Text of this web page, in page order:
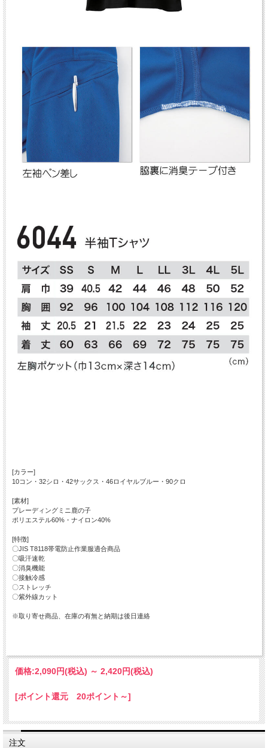
[カラー]
10コン・32シロ・42サックス・46ロイヤルブルー・90クロ
[素材]
プレーディングミニ鹿の子
ポリエステル60%・ナイロン40%
[特徴]
〇JIS T8118帯電防止作業服適合商品
〇吸汗速乾
〇消臭機能
〇接触冷感
〇ストレッチ
〇紫外線カット
※取り寄せ商品、在庫の有無と納期は後日連絡
価格:2,090円(税込) ～ 2,420円(税込)
[ポイント還元 20ポイント～]
注文